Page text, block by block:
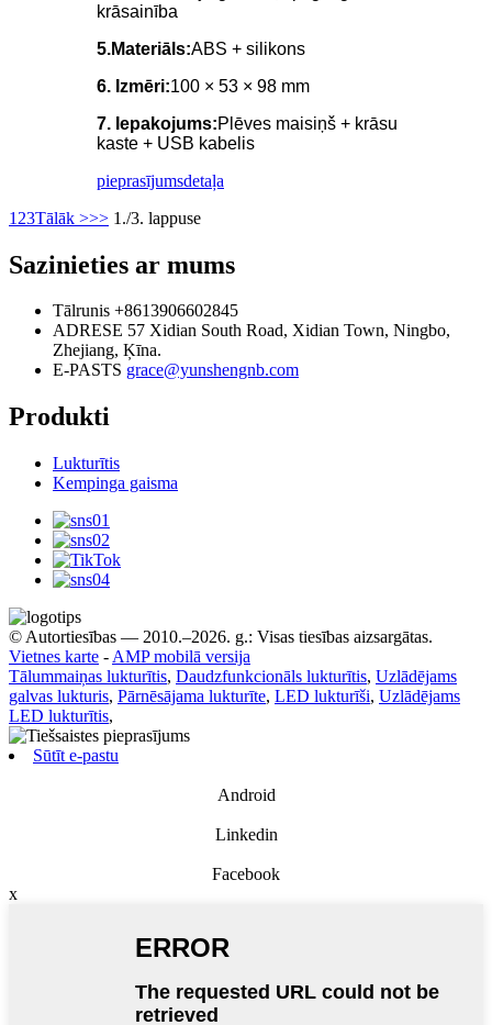
krāsainība
5.Materiāls:ABS + silikons
6. Izmēri:100 × 53 × 98 mm
7. Iepakojums:Plēves maisiņš + krāsu
kaste + USB kabelis
pieprasījumsdetaļa
1 23Tālāk >>> 1./3. lappuse
Sazinieties ar mums
Tālrunis +8613906602845
ADRESE 57 Xidian South Road, Xidian Town, Ningbo,
Zhejiang, Ķīna.
E-PASTS grace@yunshengnb.com
Produkti
Lukturītis
Kempinga gaisma
© Autortiesības — 2010.–2026. g.: Visas tiesības aizsargātas.
Vietnes karte - AMP mobilā versija
Tālummaiņas lukturītis, Daudzfunkcionāls lukturītis, Uzlādējams
galvas lukturis, Pārnēsājama lukturīte, LED lukturīši, Uzlādējams
LED lukturītis,
Sūtīt e-pastu
Android
Linkedin
Facebook
x